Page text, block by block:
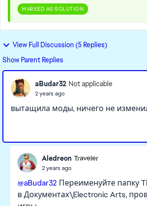
MARKED AS SOLUTION
View Full Discussion (5 Replies)
Show Parent Replies
aBudar32 Not applicable
2 years ago
вытащила моды, ничего не
Aledreon Traveler
2 years ago
@aBudar32 Переименуйте папку
в Документах\Electronic Arts,